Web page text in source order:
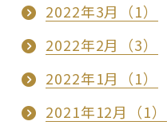
2022年3月（1）
2022年2月（3）
2022年1月（1）
2021年12月（1）